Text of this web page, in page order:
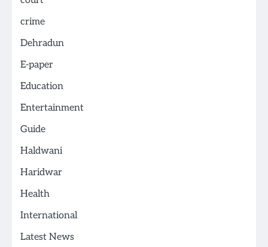
crime
Dehradun
E-paper
Education
Entertainment
Guide
Haldwani
Haridwar
Health
International
Latest News